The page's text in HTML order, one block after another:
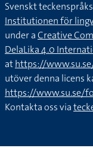
Svenskt
Institutionen för
under aCreative
DelaLika 4.0
athttps://
utöver denna licens
https://www.su.se/
Kontakta oss via